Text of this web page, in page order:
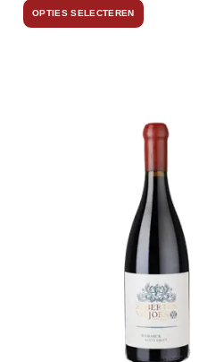
OPTIES SELECTEREN